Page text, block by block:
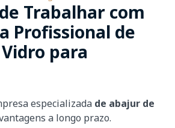
Trabalhar com
Profissional de
para
especializada de abajur de
a longo prazo.